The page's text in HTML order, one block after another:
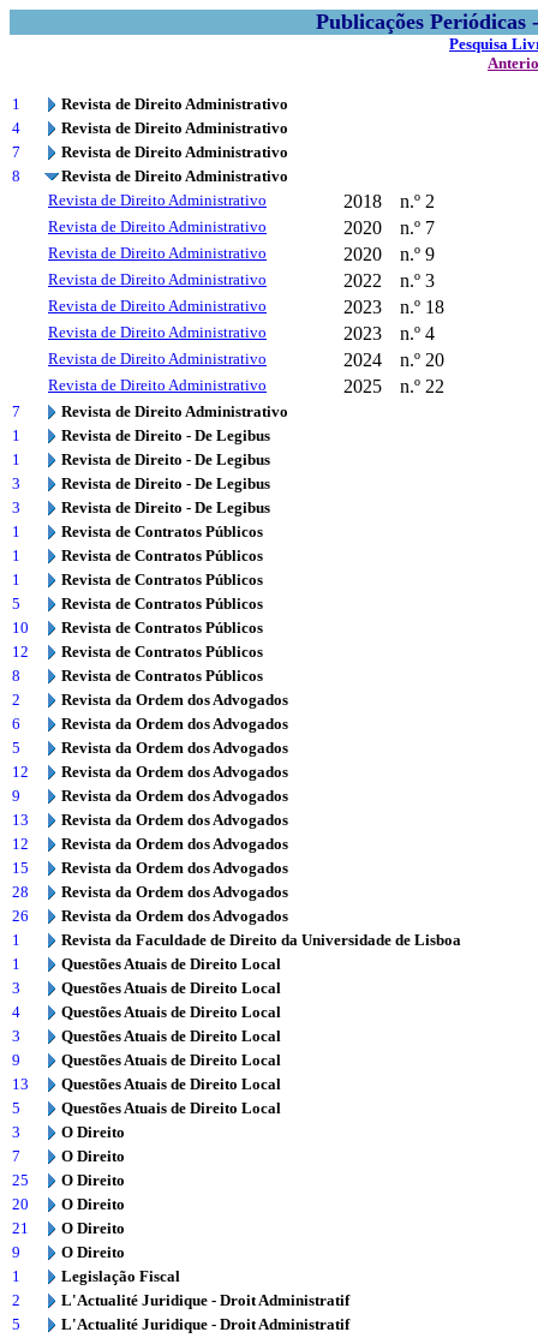
Publicações
Pesquisa
1
Revista de Direito Administrativo
4
Revista de Direito Administrativo
7
Revista de Direito Administrativo
8
Revista de Direito Administrativo
Revista de Direito Administrativo
2018 n.º 2
Revista de Direito Administrativo 2020 n.º 7
Revista de Direito Administrativo 2020 n.º 9
Revista de Direito Administrativo 2022 n.º 3
Revista de Direito Administrativo 2023 n.º 18
Revista de Direito Administrativo 2023 n.º 4
Revista de Direito Administrativo 2024 n.º 20
Revista de Direito Administrativo 2025 n.º 22
7
Revista de Direito Administrativo
1
Revista de Direito - De Legibus
1
Revista de Direito - De Legibus
3
Revista de Direito - De Legibus
3
Revista de Direito - De Legibus
1
Revista de Contratos Públicos
1
Revista de Contratos Públicos
1
Revista de Contratos Públicos
5
Revista de Contratos Públicos
10
Revista de Contratos Públicos
12
Revista de Contratos Públicos
8
Revista de Contratos Públicos
2
Revista da Ordem dos Advogados
6
Revista da Ordem dos Advogados
5
Revista da Ordem dos Advogados
12
Revista da Ordem dos Advogados
9
Revista da Ordem dos Advogados
13
Revista da Ordem dos Advogados
12
Revista da Ordem dos Advogados
15
Revista da Ordem dos Advogados
28
Revista da Ordem dos Advogados
26
Revista da Ordem dos Advogados
1
Revista da Faculdade de Direito da Universidade de Lisboa
1
Questões Atuais de Direito Local
3
Questões Atuais de Direito Local
4
Questões Atuais de Direito Local
3
Questões Atuais de Direito Local
9
Questões Atuais de Direito Local
13
Questões Atuais de Direito Local
5
Questões Atuais de Direito Local
3
O Direito
7
O Direito
25
O Direito
20
O Direito
21
O Direito
9
O Direito
1
Legislação Fiscal
2
L'Actualité Juridique - Droit Administratif
5
L'Actualité Juridique - Droit Administratif